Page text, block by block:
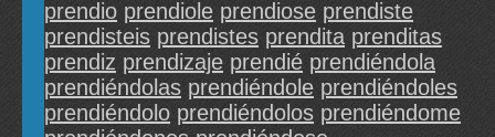
prendio prendiole prendiose prendiste
prendisteis prendistes prendita prenditas
prendiz prendizaje prendié prendiéndola
prendiéndolas prendiéndole prendiéndoles
prendiéndolo prendiéndolos prendiéndome